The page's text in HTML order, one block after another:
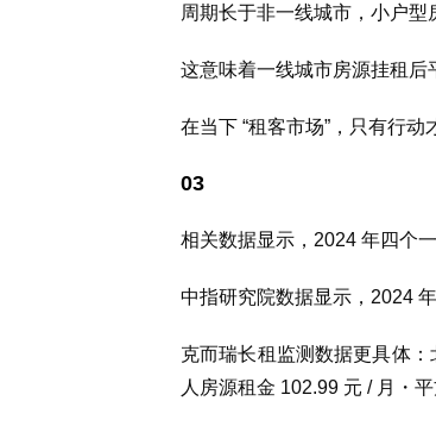
周期长于非一线城市，小户型
这意味着一线城市房源挂租后
在当下 “租客市场”，只有行动
03
相关数据显示，2024 年四个
中指研究院数据显示，2024
克而瑞长租监测数据更具体
人房源租金 102.99 元 / 月・